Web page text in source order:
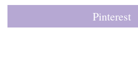
Pinterest